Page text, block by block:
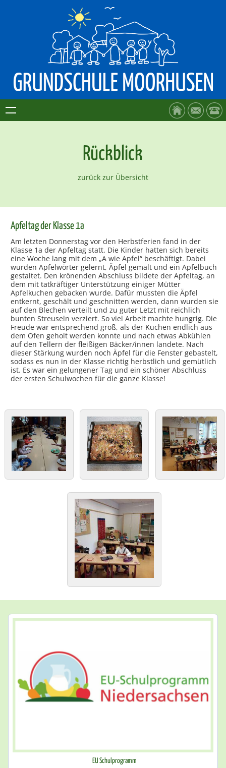
Rückblick
zurück zur Übersicht
Apfeltag der Klasse 1a
Am letzten Donnerstag vor den Herbstferien fand in der
Klasse 1a der Apfeltag statt. Die Kinder hatten sich bereits
eine Woche lang mit dem „A wie Apfel“ beschäftigt. Dabei
wurden Apfelwörter gelernt, Äpfel gemalt und ein Apfelbuch
gestaltet. Den krönenden Abschluss bildete der Apfeltag, an
dem mit tatkräftiger Unterstützung einiger Mütter
Apfelkuchen gebacken wurde. Dafür mussten die Äpfel
entkernt, geschält und geschnitten werden, dann wurden sie
auf den Blechen verteilt und zu guter Letzt mit reichlich
bunten Streuseln verziert. So viel Arbeit machte hungrig. Die
Freude war entsprechend groß, als der Kuchen endlich aus
dem Ofen geholt werden konnte und nach etwas Abkühlen
auf den Tellern der fleißigen Bäcker/innen landete. Nach
dieser Stärkung wurden noch Äpfel für die Fenster gebastelt,
sodass es nun in der Klasse richtig herbstlich und gemütlich
ist. Es war ein gelungener Tag und ein schöner Abschluss
der ersten Schulwochen für die ganze Klasse!
EU Schulprogramm